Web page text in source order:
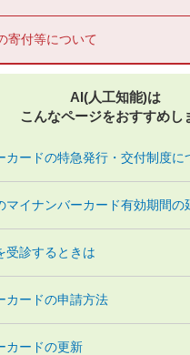
寄付等について
AI(人工知能)は
こんなページをおすすめし
カードの特急発行・交付制度に
マイナンバーカード有効期間の
受診するときは
カードの申請方法
カードの更新